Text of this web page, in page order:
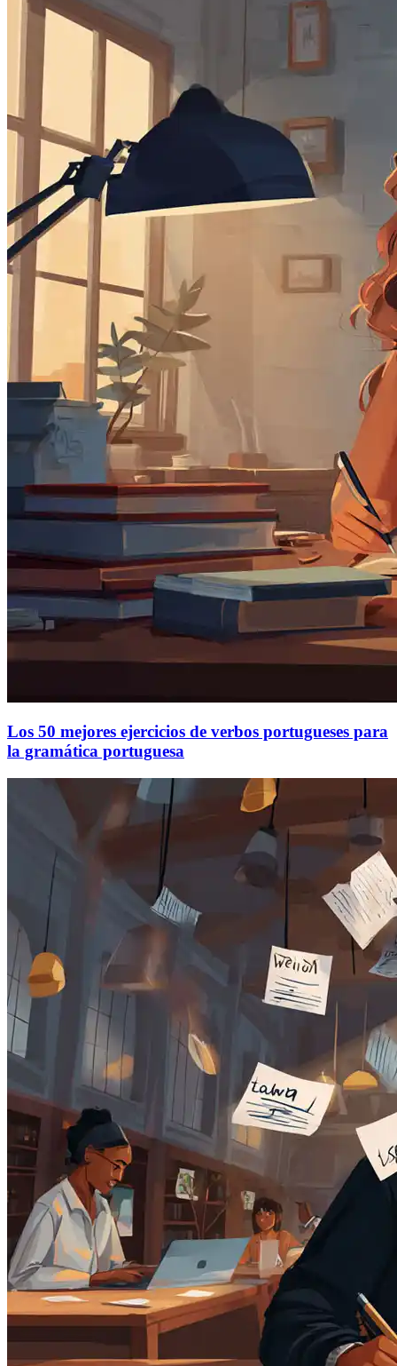
Los 50 mejores ejercicios de verbos portugueses para
la gramática portuguesa